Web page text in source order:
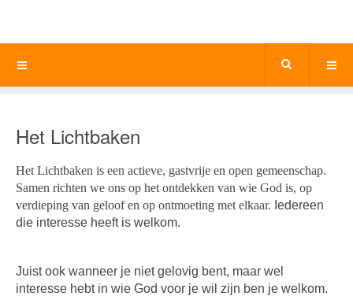
Het Lichtbaken
Het Lichtbaken is een actieve, gastvrije en open gemeenschap.
Samen richten we ons op het ontdekken van wie God is, op
verdieping van geloof en op ontmoeting met elkaar. Iedereen
die interesse heeftis welkom.
Juist ook wanneer je niet gelovig bent, maar wel
interesse hebt in wie God voor je wil zijn ben je welkom.